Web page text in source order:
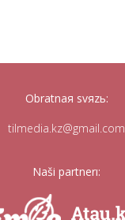
Obratnaя svяzь:
tilmedia.kz@gmail.com
Naši partnerı: